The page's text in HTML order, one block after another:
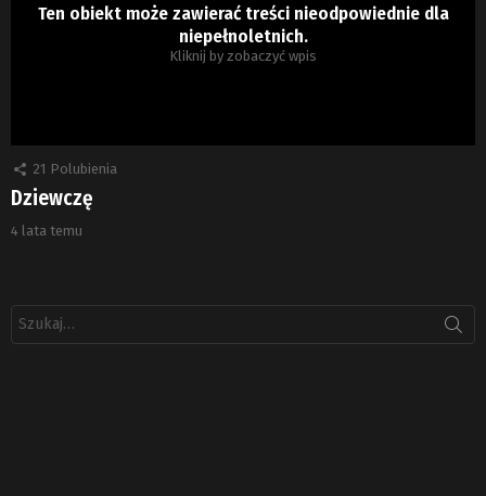
Ten obiekt może zawierać treści nieodpowiednie dla
niepełnoletnich.
Kliknij by zobaczyć wpis
21 Polubienia
Dziewczę
4 lata temu